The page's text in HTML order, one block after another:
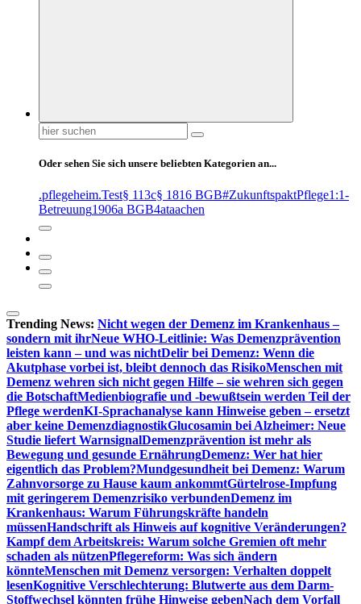
Suchen
nach:
Oder sehen Sie sich unsere beliebten Kategorien an...
.pflegeheim.Test§ 113c§ 1816 BGB#ZukunftspaktPflege1:1-
Betreuung1906a BGB4ataachen
Trending News: Nicht wegen der Demenz im Krankenhaus –
sondern mit ihrNeue WHO-Leitlinie: Was Demenzprävention
leisten kann – und was nichtDelir bei Demenz: Wenn die
Akutphase vorbei ist, bleibt dennoch das RisikoMenschen mit
Demenz wehren sich nicht gegen Hilfe – sie wehren sich gegen
die BotschaftMedienbiografie und -bewußtsein werden Teil der
Pflege werdenKI-Sprachanalyse kann Hinweise geben – ersetzt
aber keine DemenzdiagnostikGlucosamin bei Alzheimer: Neue
Studie liefert WarnsignalDemenzprävention ist mehr als
Bewegung und gesunde ErnährungDemenz: Wer hat hier
eigentlich das Problem?Mundgesundheit bei Demenz: Warum
Zahnvorsorge zu Hause kaum ankommtGürtelrose-Impfung
mit geringerem Demenzrisiko verbundenDemenz im
Krankenhaus: Warum Führungskräfte handeln
müssenHandschrift als Hinweis auf kognitive Veränderungen?
Kampf dem Arbeitskreis: Warum solche Gremien oft mehr
schaden als nützenPflegereform: Was sich ändern
könnteMenschen mit Demenz versorgen: Verhalten doppelt
lesenKognitive Verschlechterung: Blutwerte aus dem Darm-
Stoffwechsel könnten frühe Hinweise gebenNach dem Vorfall